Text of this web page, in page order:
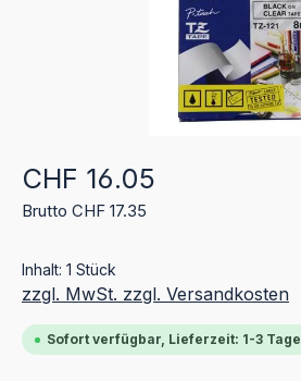
Regulärer Preis:
CHF 16.05
Brutto CHF 17.35
Inhalt: 1 Stück
zzgl. MwSt. zzgl. Versandkosten
Sofort verfügbar, Lieferzeit: 1-3 Tage